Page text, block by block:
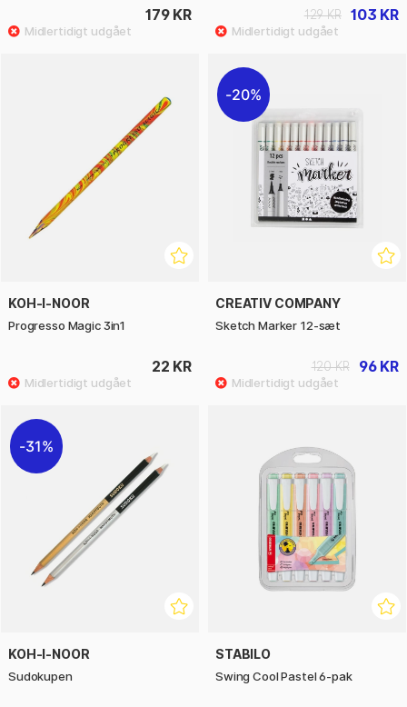
179 KR 103 KR
129 KR
KOH-I-NOOR
Progresso Magic 3in1
22 KR
20%
CREATIV COMPANY
Sketch Marker 12-sæt
96 KR
120 KR
31%
KOH-I-NOOR
Sudokupen
STABILO
Swing Cool Pastel 6-pak